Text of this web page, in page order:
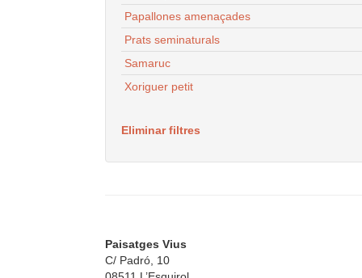
Papallones amenaçades
Prats seminaturals
Samaruc
Xoriguer petit
Eliminar filtres
Paisatges Vius
C/ Padró, 10